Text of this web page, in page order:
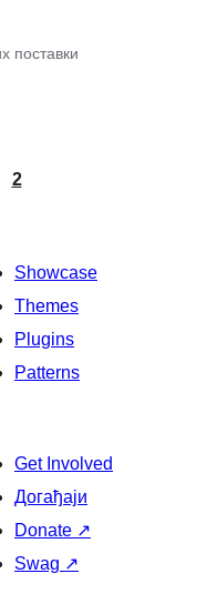
поставки
2
Showcase
Themes
Plugins
Patterns
Get Involved
Догађаји
Donate ↗
Swag ↗